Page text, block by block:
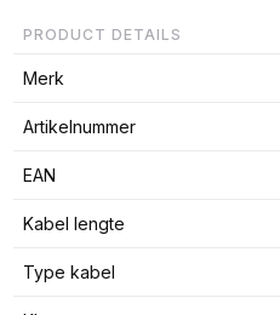
PRODUCT DETAILS
Merk
Artikelnummer
EAN
Kabel lengte
Type kabel